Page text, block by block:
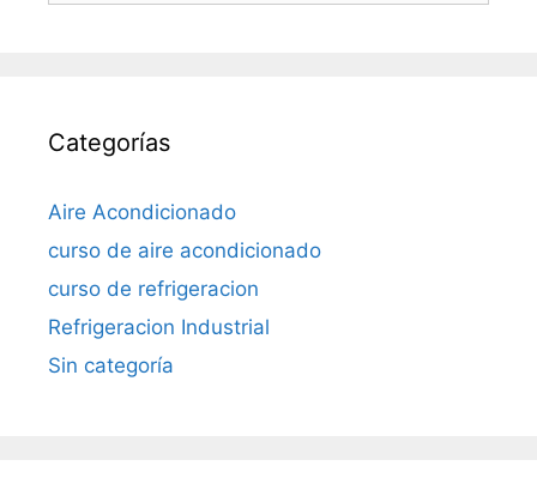
Categorías
Aire Acondicionado
curso de aire acondicionado
curso de refrigeracion
Refrigeracion Industrial
Sin categoría